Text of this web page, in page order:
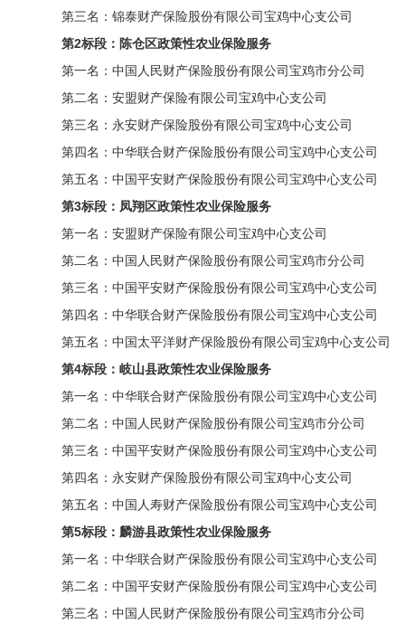
第三名：锦泰财产保险股份有限公司宝鸡中心支公司
第2标段：陈仓区政策性农业保险服务
第一名：中国人民财产保险股份有限公司宝鸡市分公司
第二名：安盟财产保险有限公司宝鸡中心支公司
第三名：永安财产保险股份有限公司宝鸡中心支公司
第四名：中华联合财产保险股份有限公司宝鸡中心支公司
第五名：中国平安财产保险股份有限公司宝鸡中心支公司
第3标段：凤翔区政策性农业保险服务
第一名：安盟财产保险有限公司宝鸡中心支公司
第二名：中国人民财产保险股份有限公司宝鸡市分公司
第三名：中国平安财产保险股份有限公司宝鸡中心支公司
第四名：中华联合财产保险股份有限公司宝鸡中心支公司
第五名：中国太平洋财产保险股份有限公司宝鸡中心支公司
第4标段：岐山县政策性农业保险服务
第一名：中华联合财产保险股份有限公司宝鸡中心支公司
第二名：中国人民财产保险股份有限公司宝鸡市分公司
第三名：中国平安财产保险股份有限公司宝鸡中心支公司
第四名：永安财产保险股份有限公司宝鸡中心支公司
第五名：中国人寿财产保险股份有限公司宝鸡中心支公司
第5标段：麟游县政策性农业保险服务
第一名：中华联合财产保险股份有限公司宝鸡中心支公司
第二名：中国平安财产保险股份有限公司宝鸡中心支公司
第三名：中国人民财产保险股份有限公司宝鸡市分公司